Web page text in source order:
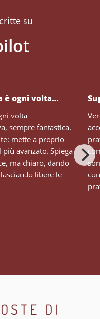
su
è ogni volta…
volta
sempre fantastica.
mette a proprio
avanzato. Spiega
ma chiaro, dando
libere le
DI